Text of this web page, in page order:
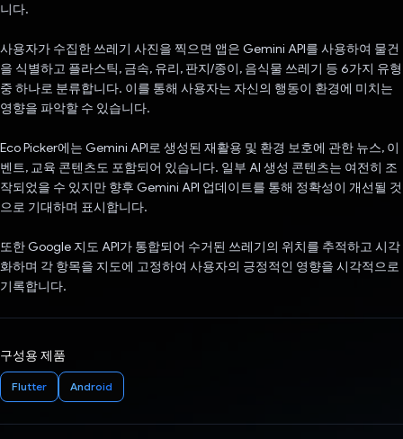
니다.
사용자가 수집한 쓰레기 사진을 찍으면 앱은 Gemini API를 사용하여 물건
을 식별하고 플라스틱, 금속, 유리, 판지/종이, 음식물 쓰레기 등 6가지 유형
중 하나로 분류합니다. 이를 통해 사용자는 자신의 행동이 환경에 미치는
영향을 파악할 수 있습니다.
Eco Picker에는 Gemini API로 생성된 재활용 및 환경 보호에 관한 뉴스, 이
벤트, 교육 콘텐츠도 포함되어 있습니다. 일부 AI 생성 콘텐츠는 여전히 조
작되었을 수 있지만 향후 Gemini API 업데이트를 통해 정확성이 개선될 것
으로 기대하며 표시합니다.
또한 Google 지도 API가 통합되어 수거된 쓰레기의 위치를 추적하고 시각
화하며 각 항목을 지도에 고정하여 사용자의 긍정적인 영향을 시각적으로
기록합니다.
구성용 제품
Flutter Android